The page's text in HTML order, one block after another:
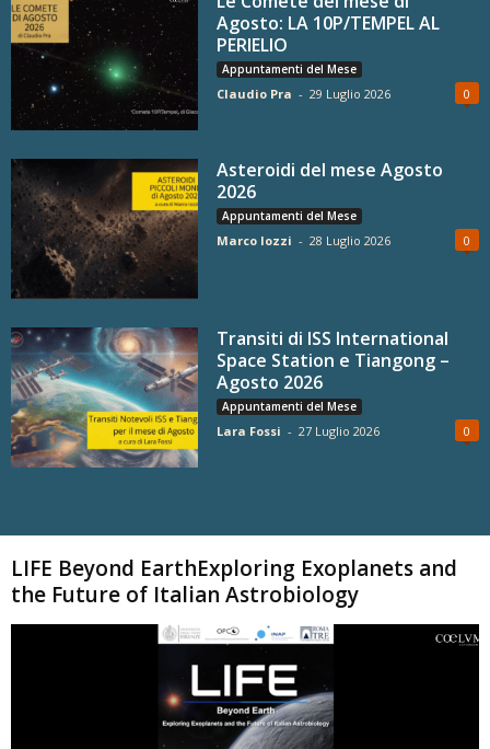
Agosto: LA 10P/TEMPEL AL
PERIELIO
Appuntamenti del Mese
Claudio Pra - 29 Luglio 2026 0
Asteroidi del mese Agosto
2026
Appuntamenti del Mese
Marco Iozzi - 28 Luglio 2026 0
Transiti di ISS International
Space Station e Tiangong –
Agosto 2026
Appuntamenti del Mese
Lara Fossi - 27 Luglio 2026 0
LIFE Beyond EarthExploring Exoplanets and
the Future of Italian Astrobiology